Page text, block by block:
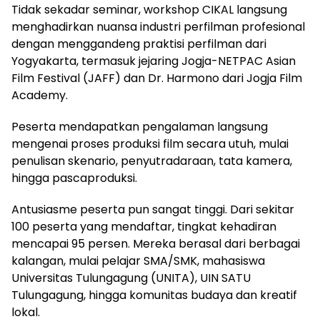
Tidak sekadar seminar, workshop CIKAL langsung
menghadirkan nuansa industri perfilman profesional
dengan menggandeng praktisi perfilman dari
Yogyakarta, termasuk jejaring Jogja-NETPAC Asian
Film Festival (JAFF) dan Dr. Harmono dari Jogja Film
Academy.
Peserta mendapatkan pengalaman langsung
mengenai proses produksi film secara utuh, mulai
penulisan skenario, penyutradaraan, tata kamera,
hingga pascaproduksi.
Antusiasme peserta pun sangat tinggi. Dari sekitar
100 peserta yang mendaftar, tingkat kehadiran
mencapai 95 persen. Mereka berasal dari berbagai
kalangan, mulai pelajar SMA/SMK, mahasiswa
Universitas Tulungagung (UNITA), UIN SATU
Tulungagung, hingga komunitas budaya dan kreatif
lokal.